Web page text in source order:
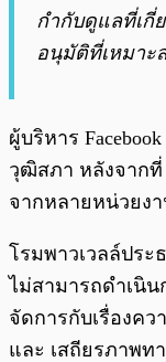
กำกับดูแลที่เกี่
อนุมัติที่เหมาะ
ผู้บริหาร
วุฒิสภา หลังจากที่
จากหลายหน่วยง
โรมพาวเวลล์ประ
ไม่สามารถดำเนิน
จัดการกับเรื่องคว
และ เสถียรภาพท